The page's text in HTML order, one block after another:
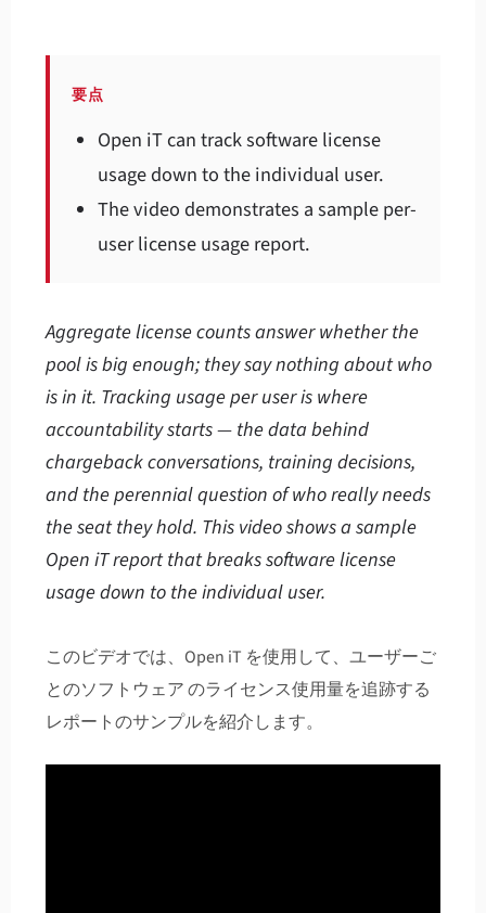
要点
Open iT can track software license
usage down to the individual user.
The video demonstrates a sample per-
user license usage report.
Aggregate license counts answer whether the
pool is big enough; they say nothing about who
is in it. Tracking usage per user is where
accountability starts — the data behind
chargeback conversations, training decisions,
and the perennial question of who really needs
the seat they hold. This video shows a sample
Open iT report that breaks software license
usage down to the individual user.
このビデオでは、Open iT を使用して、ユーザーご
とのソフトウェア のライセンス使用量を追跡する
レポートのサンプルを紹介します。